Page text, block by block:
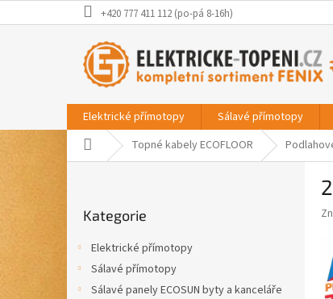
na
+420 777 411 112 (po-pá 8-16h)
Elektrické přímotopy Sálavé přímotopy
Domů Topné kabely ECOFLOOR
kategorie
Kategorie
Elektrické přímotopy
Sálavé přímotopy
Sálavé panely ECOSUN byty a kanceláře